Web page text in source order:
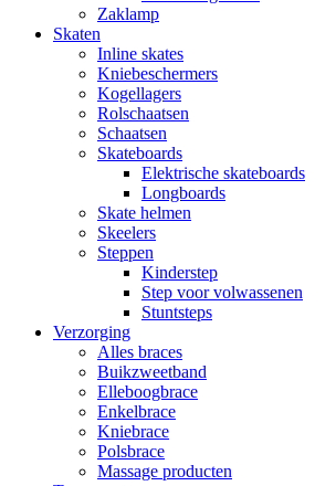
Zaklamp
Skaten
Inline skates
Kniebeschermers
Kogellagers
Rolschaatsen
Schaatsen
Skateboards
Elektrische skateboards
Longboards
Skate helmen
Skeelers
Steppen
Kinderstep
Step voor volwassenen
Stuntsteps
Verzorging
Alles braces
Buikzweetband
Elleboogbrace
Enkelbrace
Kniebrace
Polsbrace
Massage producten